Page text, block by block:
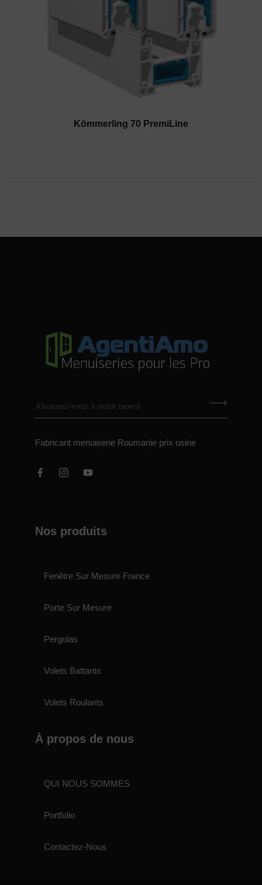
Kömmerling 70 PremiLine
Fabricant menuiserie Roumanie prix usine
Nos produits
Fenêtre Sur Mesure France
Porte Sur Mesure
Pergolas
Volets Battants
Volets Roulants
À propos de nous
QUI NOUS SOMMES
Portfolio
Contactez-Nous